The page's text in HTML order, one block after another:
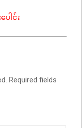
ါင်း
Required fields